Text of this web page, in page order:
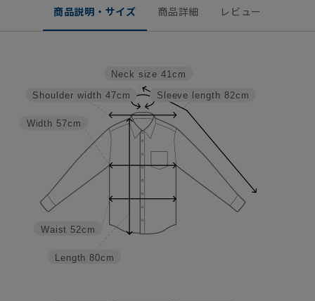
商品説明・サイズ 商品詳細 レビュー
Sleeve length 82cm
Neck size 41cm
Length 80cm
Waist 52cm
Width 57cm
Shoulder width 47cm